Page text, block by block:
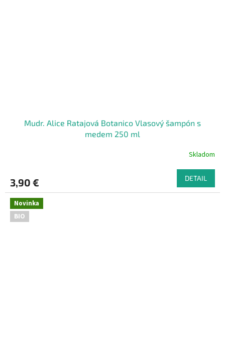
Mudr. Alice Ratajová Botanico Vlasový šampón s
medem 250 ml
Skladom
3,90 € DETAIL
Novinka
BIO